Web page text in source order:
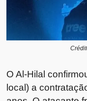
O Al-Hilal
local) a